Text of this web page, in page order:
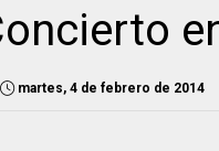
martes, 4 de febrero de 2014